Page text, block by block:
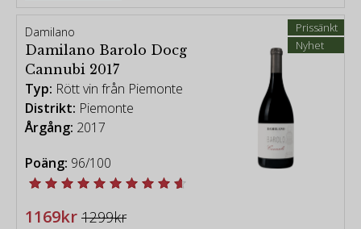
Prissänkt
Nyhet
Damilano
Damilano Barolo Docg
Cannubi 2017
Typ: Rött vin från Piemonte
Distrikt: Piemonte
Årgång: 2017
Poäng: 96/100
1169kr 1299kr